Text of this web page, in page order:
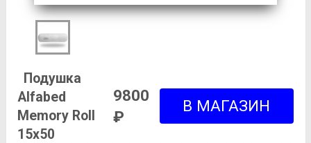
Подушка
Alfabed
Memory Roll
15х50
9800
₽